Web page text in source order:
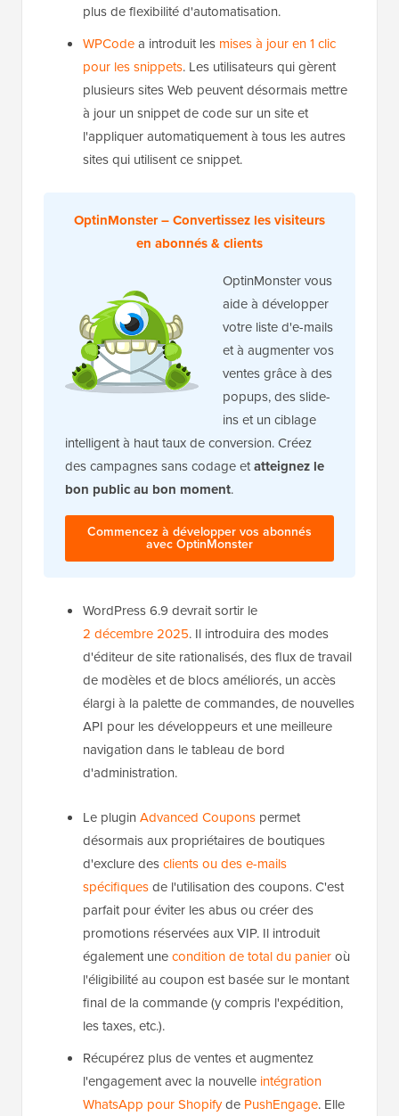
plus de flexibilité d'automatisation.
WPCodea introduit les mises à jour en 1 clic
pour les snippets. Les utilisateurs qui gèrent
plusieurs sites Web peuvent désormais mettre
à jour un snippet de code sur un site et
l'appliquer automatiquement à tous les autres
sites qui utilisent ce snippet.
OptinMonster – Convertissez les visiteurs
en abonnés & clients
OptinMonster vous
aide à développer
votre liste d'e-mails
et à augmenter vos
ventes grâce à des
popups, des slide-
ins et un ciblage
intelligent à haut taux de conversion. Créez
des campagnes sans codage etatteignez le
bon public au bon moment.
Commencez à développer vos abonnés
avec OptinMonster
WordPress 6.9 devrait sortir le
2 décembre 2025. Il introduira des modes
d'éditeur de site rationalisés, des flux de travail
de modèles et de blocs améliorés, un accès
élargi à la palette de commandes, de nouvelles
API pour les développeurs et une meilleure
navigation dans le tableau de bord
d'administration.
Le plugin Advanced Coupons permet
désormais aux propriétaires de boutiques
d'exclure desclients ou des e-mails
spécifiquesde l'utilisation des coupons. C'est
parfait pour éviter les abus ou créer des
promotions réservées aux VIP. Il introduit
également unecondition de total du panieroù
l'éligibilité au coupon est basée sur le montant
final de la commande (y compris l'expédition,
les taxes, etc.).
Récupérez plus de ventes et augmentez
l'engagement avec la nouvelle intégration
WhatsApp pour Shopifyde PushEngage. Elle